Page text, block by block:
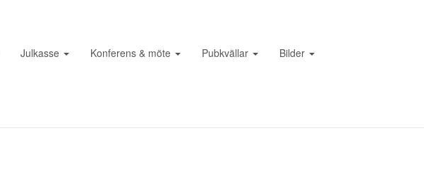
Julkasse Konferens & möte Pubkvällar Bilder